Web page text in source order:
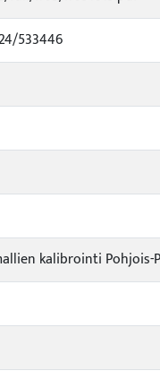
533446
kalibrointi Pohjois-